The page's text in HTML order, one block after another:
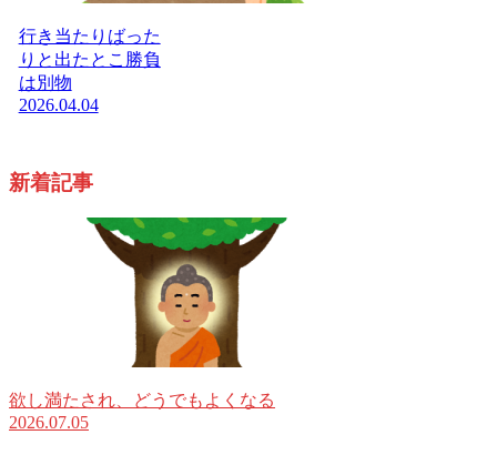
行き当たりばった
りと出たとこ勝負
は別物
2026.04.04
新着記事
欲し満たされ、どうでもよくなる
2026.07.05